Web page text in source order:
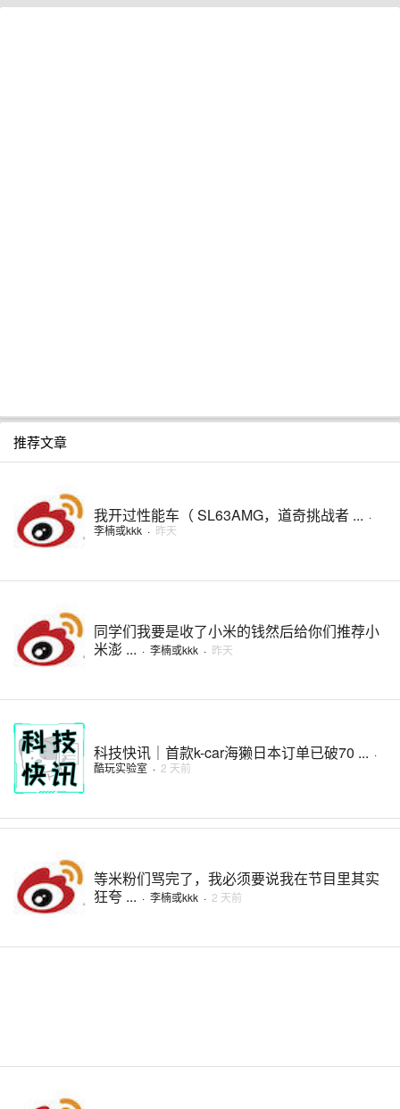
推荐文章
我开过性能车（ SL63AMG，道奇挑战者 ... ·
李楠或kkk · 昨天
同学们我要是收了小米的钱然后给你们推荐小
米澎 ... · 李楠或kkk · 昨天
科技快讯｜首款k-car海獭日本订单已破70 ... ·
酷玩实验室 · 2 天前
等米粉们骂完了，我必须要说我在节目里其实
狂夸 ... · 李楠或kkk · 2 天前